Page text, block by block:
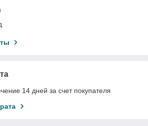
14 дней за счет покупателя